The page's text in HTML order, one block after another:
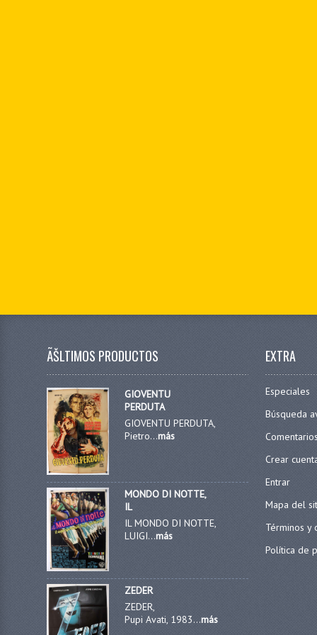
ÃŠLTIMOS PRODUCTOS
GIOVENTU
PERDUTA
GIOVENTU PERDUTA,
Pietro...más
MONDO DI NOTTE,
IL
IL MONDO DI NOTTE,
LUIGI...más
ZEDER
ZEDER,
Pupi Avati, 1983...más
EXTRA
Especiales
Búsqueda
Comentarios
Crear
Entrar
Mapa del
Términos y
Política de